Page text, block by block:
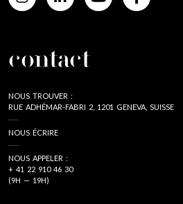
contact
NOUS TROUVER :
RUE ADHÉMAR-FABRI 2, 1201 GENEVA, SUISSE
NOUS ÉCRIRE
NOUS APPELER :
+ 41 22 910 46 30
(9H — 19H)